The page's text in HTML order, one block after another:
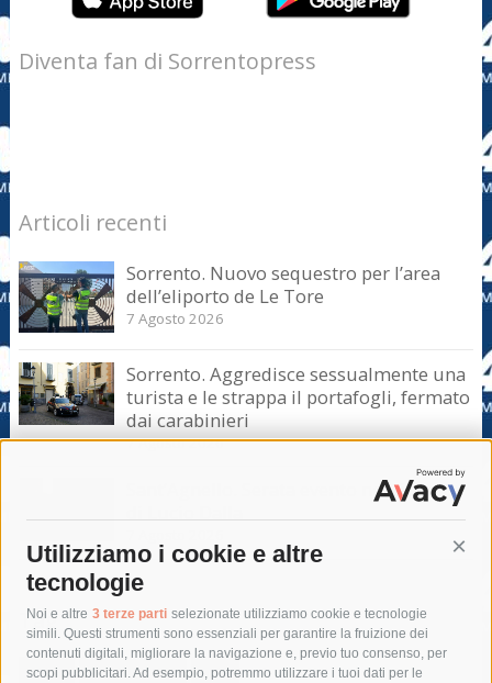
Utilizziamo i cookie e altre
tecnologie
Noi e altre 3 terze parti selezionate utilizziamo cookie e tecnologie
simili. Questi strumenti sono essenziali per garantire la fruizione dei
contenuti digitali, migliorare la navigazione e, previo tuo consenso, per
scopi pubblicitari. Ad esempio, potremmo utilizzare i tuoi dati per le
Diventa fan di Sorrentopress
Articoli recenti
Sorrento. Nuovo sequestro per l’area
dell’eliporto de Le Tore
7 Agosto 2026
Sorrento. Aggredisce sessualmente una
turista e le strappa il portafogli, fermato
dai carabinieri
7 Agosto 2026
Sant’Agnello. Serata evento nel ricordo
Tag
acqua allerta meteo
anas